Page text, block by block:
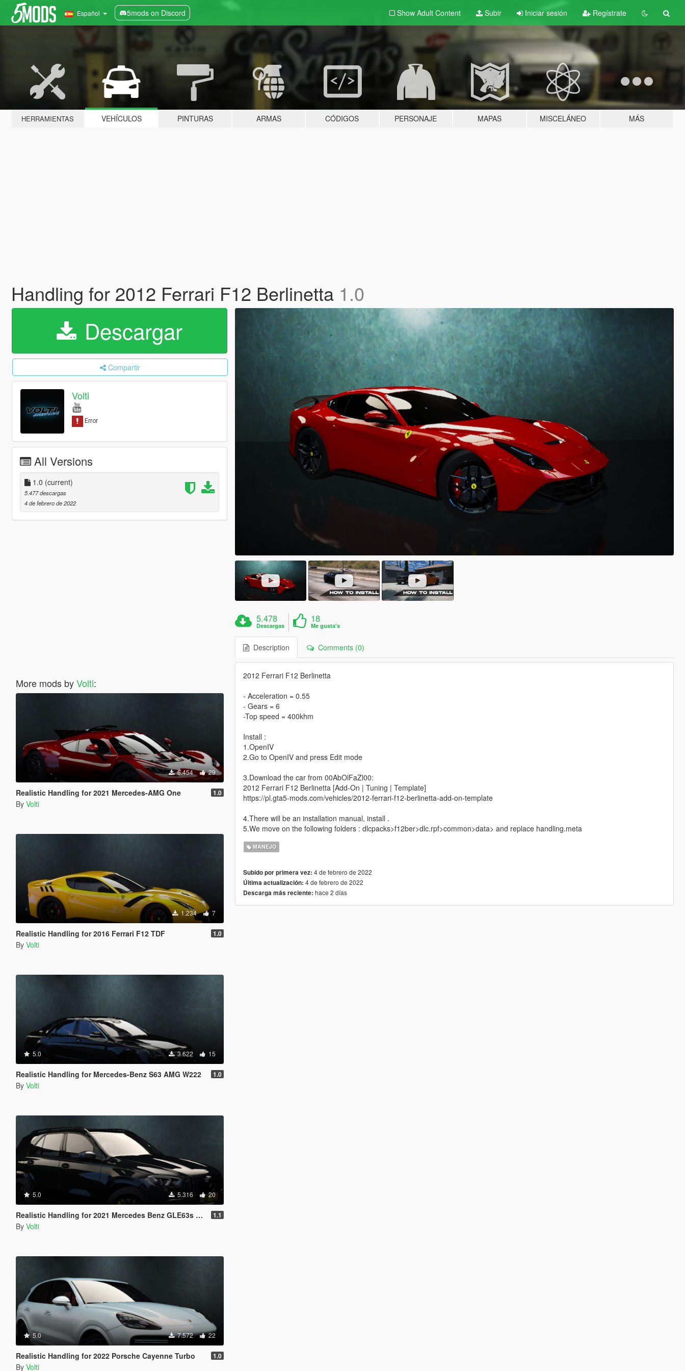
Español 5mods on Discord Show Adult Content Subir Iniciar sesión Regístrate
HERRAMIENTAS VEHÍCULOS PINTURAS ARMAS CÓDIGOS PERSONAJE MAPAS MISCELÁNEO MÁS
Handling for 2012 Ferrari F12 Berlinetta 1.0
Descargar
Compartir
Volti
All Versions
1.0 (current)
5.477 descargas
4 de febrero de 2022
More mods byVolti:
6.454 29
Realistic Handling for 2021 Mercedes-AMG One 1.0
By Volti
1.234 7
Realistic Handling for 2016 Ferrari F12 TDF 1.0
By Volti
5.0 3.622 15
Realistic Handling for Mercedes-Benz S63 AMG W222 1.0
By Volti
5.0 5.316 20
Realistic Handling for 2021 Mercedes Benz GLE63s AMG 1.1
By Volti
5.0 7.572 22
Realistic Handling for 2022 Porsche Cayenne Turbo 1.0
By Volti
5.478
Descargas
18
Me gusta's
Description Comments (0)
2012 Ferrari F12 Berlinetta
- Acceleration = 0.55
- Gears = 6
-Top speed = 400khm
Install :
1.OpenIV
2.Go to OpenIV and press Edit mode
3.Download the car from 00AbOlFaZl00:
2012 Ferrari F12 Berlinetta [Add-On | Tuning | Template]
https://pl.gta5-mods.com/vehicles/2012-ferrari-f12-berlinetta-add-on-template
4.There will be an installation manual, install .
5.We move on the following folders : dlcpacks>f12ber>dlc.rpf>common>data> and replace handling.meta
MANEJO
Subido por primera vez: 4 de febrero de 2022
Última actualización: 4 de febrero de 2022
Descarga más reciente: hace 2 días